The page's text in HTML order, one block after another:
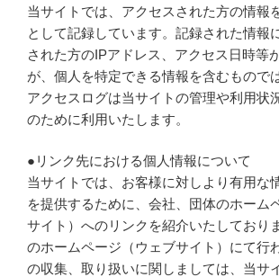
当サイトでは、アクセスされた方の情報
として記録しています。記録された情報
された方のIPアドレス、アクセス日時等
が、個人を特定できる情報を含むもので
アクセスログは当サイトの管理や利用状
のために利用いたします。
●リンク先における個人情報について
当サイトでは、お客様に対しより有用な
を提供するために、会社、団体のホーム
サイト）へのリンクを紹介いたしており
のホームページ（ウェブサイト）にて行
の収集、取り扱いに関しましては、当サ